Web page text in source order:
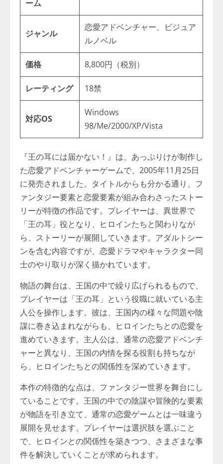
ーム
ジャンル
恋愛アドベンチャー、ビジュア
ルノベル
価格 8,800円（税別）
レーティング 18禁
対応OS
Windows
98/Me/2000/XP/Vista
『王の耳には届かない！』は、あっぷりけが制作し
た恋愛アドベンチャーゲームで、2005年11月25日
に発売されました。タイトルからも分かる通り、フ
ァンタジー要素と恋愛要素が組み合わさったストー
リーが特徴の作品です。プレイヤーは、異世界で
「王の耳」役となり、ヒロインたちと関わりなが
ら、ストーリーが展開していきます。アダルトシー
ンを含む内容ですが、恋愛ドラマやキャラクター同
士のやり取りが深く描かれています。
物語の舞台は、王国の中で繰り広げられるもので、
プレイヤーは「王の耳」という役職に就いている主
人公を操作します。彼は、王国内の様々な問題や陰
謀に巻き込まれながらも、ヒロインたちとの恋愛を
進めていきます。主人公は、通常の恋愛アドベンチ
ャーと異なり、王国の内情を探る役割も持ちなが
ら、ヒロインたちとの関係性を深めていきます。
本作の特徴的な点は、ファンタジー世界を舞台にし
ていることです。王国の中での陰謀や冒険的な要素
が物語を引き立て、通常の恋愛ゲームとは一味違う
展開を見せます。プレイヤーは選択肢を選ぶこと
で、ヒロインとの関係性を築きつつ、さまざまな事
件を解決していくことが求められます。